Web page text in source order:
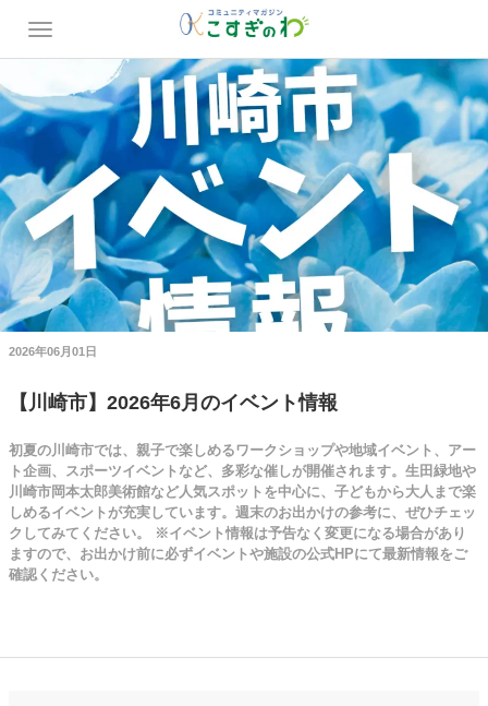
2026年06月01日
【川崎市】2026年6月のイベント情報
初夏の川崎市では、親子で楽しめるワークショップや地域イベント、アー
ト企画、スポーツイベントなど、多彩な催しが開催されます。生田緑地や
川崎市岡本太郎美術館など人気スポットを中心に、子どもから大人まで楽
しめるイベントが充実しています。週末のお出かけの参考に、ぜひチェッ
クしてみてください。 ※イベント情報は予告なく変更になる場合があり
ますので、お出かけ前に必ずイベントや施設の公式HPにて最新情報をご
確認ください。